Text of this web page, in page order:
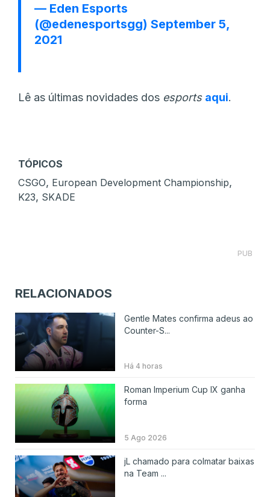
— Eden Esports
(@edenesportsgg) September 5,
2021
Lê as últimas novidades dos esports aqui.
TÓPICOS
CSGO, European Development Championship,
K23, SKADE
PUB
RELACIONADOS
Gentle Mates confirma adeus ao
Counter-S...
Há 4 horas
Roman Imperium Cup IX ganha
forma
5 Ago 2026
jL chamado para colmatar baixas
na Team ...